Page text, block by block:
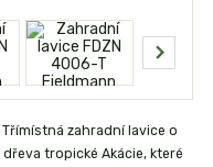
zahradní lavice o
tropické Akácie, které